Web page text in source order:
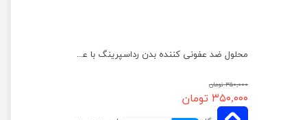
محلول ضد عفونی کننده بدن رداسپرینگ با عصاره توت فرنگی حجم 150 میلی لیتر
۳۵۰,۰۰۰ تومان
۳۵۰,۰۰۰ تومان